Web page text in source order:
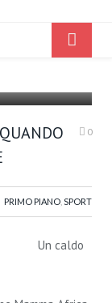
0
PRIMO PIANO SPORT
Un caldo